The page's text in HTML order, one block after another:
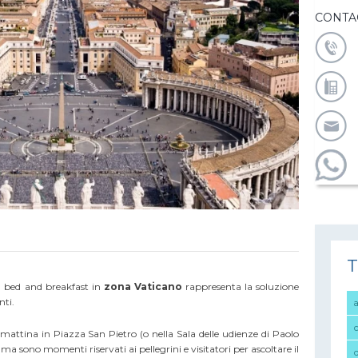
bed and breakfast in zona Vaticano rappresenta la soluzione
in Piazza San Pietro (o nella Sala delle udienze di Paolo
ma sono momenti riservati ai pellegrini e visitatori per ascoltare il